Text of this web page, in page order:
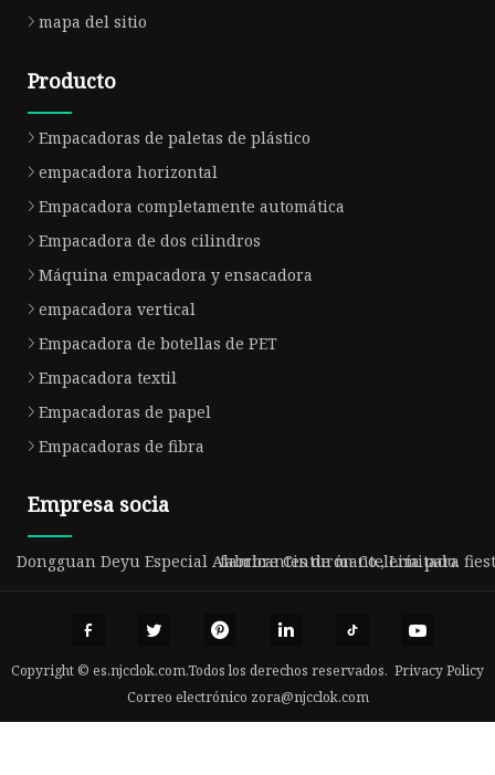
mapa del sitio
Producto
Empacadoras de paletas de plástico
empacadora horizontal
Empacadora completamente automática
Empacadora de dos cilindros
Máquina empacadora y ensacadora
empacadora vertical
Empacadora de botellas de PET
Empacadora textil
Empacadoras de papel
Empacadoras de fibra
Empresa socia
Dongguan Deyu Especial Alambre Cinturón Co., Limitado.
fabricantes de mantelería para
Copyright © es.njcclok.com,Todos los derechos reservados. Privacy Policy
Correo electrónico zora@njcclok.com